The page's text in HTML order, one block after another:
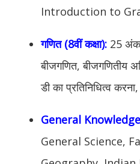
Introduction to
गणित (8वीं कक्षा): 25 अंक
बीजगणित, बीजगणितीय
डी का प्रतिनिधित्व
General
General Science,